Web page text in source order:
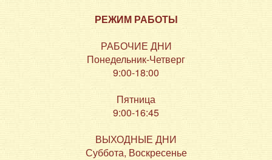
РЕЖИМ РАБОТЫ
РАБОЧИЕ ДНИ
Понедельник-Четверг
9:00-18:00
Пятница
9:00-16:45
ВЫХОДНЫЕ ДНИ
Суббота, Воскресенье